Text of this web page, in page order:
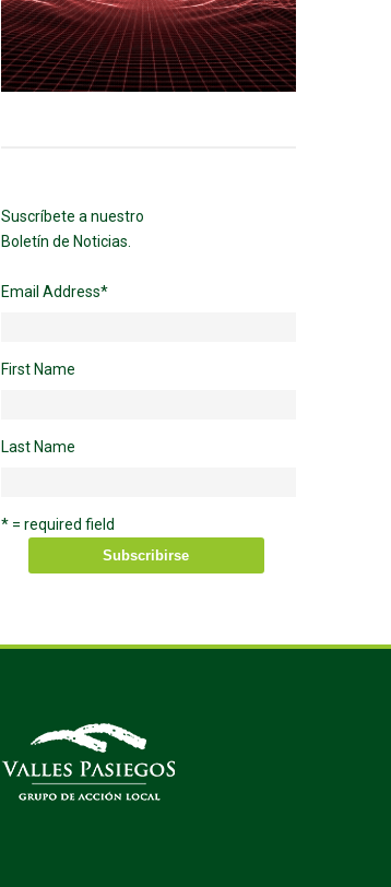
Suscríbete a nuestro
Boletín de Noticias.
Email Address*
First Name
Last Name
* = required field